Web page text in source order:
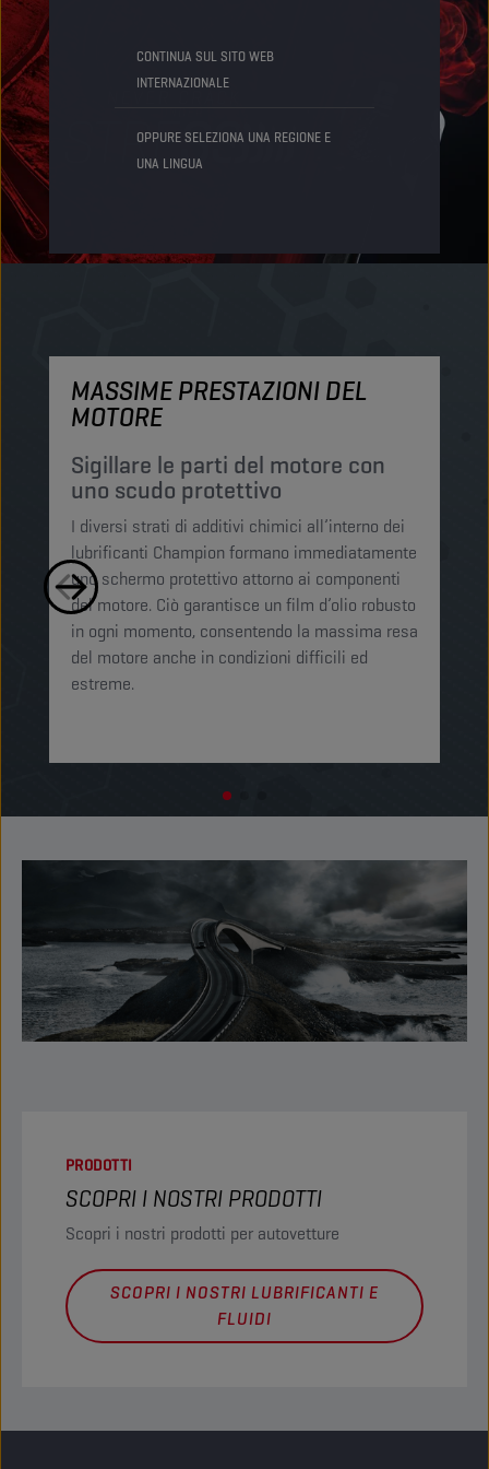
CONTINUA SUL SITO WEB
INTERNAZIONALE
OPPURE SELEZIONA UNA REGIONE E
UNA LINGUA
MASSIME PRESTAZIONI DEL
MOTORE
Sigillare le parti del motore con
uno scudo protettivo
I diversi strati di additivi chimici all’interno dei
lubrificanti Champion formano immediatamente
uno schermo protettivo attorno ai componenti
del motore. Ciò garantisce un film d’olio robusto
in ogni momento, consentendo la massima resa
del motore anche in condizioni difficili ed
estreme. ​​
PRODOTTI
SCOPRI I NOSTRI PRODOTTI
Scopri i nostri prodotti per autovetture
SCOPRI I NOSTRI LUBRIFICANTI E
FLUIDI